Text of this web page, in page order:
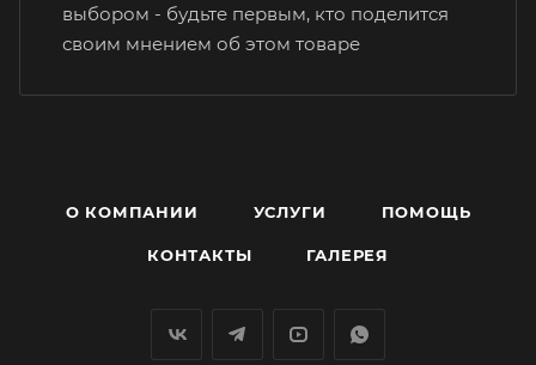
выбором - будьте первым, кто поделится
своим мнением об этом товаре
О КОМПАНИИ УСЛУГИ ПОМОЩЬ
КОНТАКТЫ ГАЛЕРЕЯ